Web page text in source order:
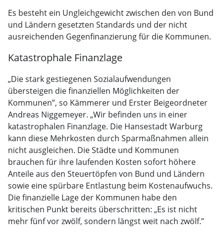
Es besteht ein Ungleichgewicht zwischen den von Bund
und Ländern gesetzten Standards und der nicht
ausreichenden Gegenfinanzierung für die Kommunen.
Katastrophale Finanzlage
„Die stark gestiegenen Sozialaufwendungen
übersteigen die finanziellen Möglichkeiten der
Kommunen”, so Kämmerer und Erster Beigeordneter
Andreas Niggemeyer. „Wir befinden uns in einer
katastrophalen Finanzlage. Die Hansestadt Warburg
kann diese Mehrkosten durch Sparmaßnahmen allein
nicht ausgleichen. Die Städte und Kommunen
brauchen für ihre laufenden Kosten sofort höhere
Anteile aus den Steuertöpfen von Bund und Ländern
sowie eine spürbare Entlastung beim Kostenaufwuchs.
Die finanzielle Lage der Kommunen habe den
kritischen Punkt bereits überschritten: „Es ist nicht
mehr fünf vor zwölf, sondern längst weit nach zwölf.”